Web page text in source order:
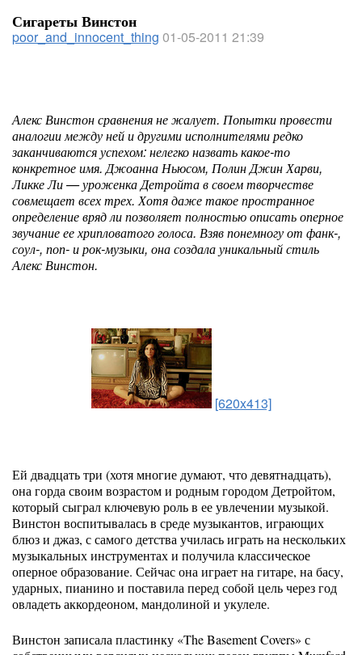
Сигареты Винстон
poor_and_innocent_thing 01-05-2011 21:39
Алекс Винстон сравнения не жалует. Попытки провести
аналогии между ней и другими исполнителями редко
заканчиваются успехом: нелегко назвать какое-то
конкретное имя. Джоанна Ньюсом, Полин Джин Харви,
Ликке Ли — уроженка Детройта в своем творчестве
совмещает всех трех. Хотя даже такое пространное
определение вряд ли позволяет полностью описать оперное
звучание ее хрипловатого голоса. Взяв понемногу от фанк-,
соул-, поп- и рок-музыки, она создала уникальный стиль
Алекс Винстон.
[620x413]
Ей двадцать три (хотя многие думают, что девятнадцать),
она горда своим возрастом и родным городом Детройтом,
который сыграл ключевую роль в ее увлечении музыкой.
Винстон воспитывалась в среде музыкантов, играющих
блюз и джаз, с самого детства училась играть на нескольких
музыкальных инструментах и получила классическое
оперное образование. Сейчас она играет на гитаре, на басу,
ударных, пианино и поставила перед собой цель через год
овладеть аккордеоном, мандолиной и укулеле.
Винстон записала пластинку «The Basement Covers» с